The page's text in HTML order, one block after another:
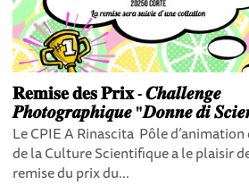
𝐑𝐞𝐦𝐢𝐬𝐞 𝐝𝐞𝐬 𝐏𝐫𝐢𝐱 - 𝑪𝒉𝒂𝒍𝒍𝒆𝒏𝒈𝒆
𝑷𝒉𝒐𝒕𝒐𝒈𝒓𝒂𝒑𝒉𝒊𝒒𝒖𝒆 "𝑫𝒐𝒏𝒏𝒆 𝒅𝒊
Le CPIE A Rinascita Pôle
de la Culture Scientifique a le plaisir
remise du prix du...